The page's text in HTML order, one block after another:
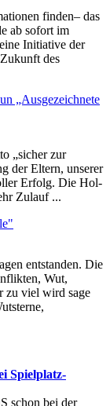
finden– das
ab sofort im
Initiative der
des
„Ausgezeichnete
„sicher zur
der Eltern, unserer
Erfolg. Die Hol-
Zulauf ...
entstanden. Die
Wut,
zu viel wird sage
Spielplatz-
schon bei der